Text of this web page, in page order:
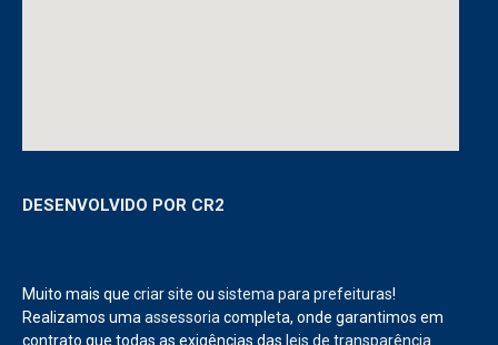
DESENVOLVIDO POR CR2
Muito mais que criar site ou sistema para prefeituras!
Realizamos uma assessoria completa, onde garantimos em
contrato que todas as exigências das leis de transparência